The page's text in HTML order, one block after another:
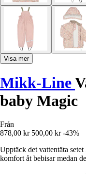
Visa mer
Mikk-Line
baby Magic
Från
878,00 kr 500,00 kr -43%
Upptäck det vattentäta
komfort åt bebisar medan